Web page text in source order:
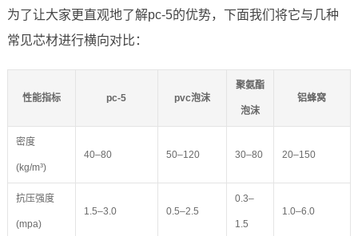
为了让大家更直观地了解pc-5的优势，下面我们将它与几种
常见芯材进行横向对比：
性能指标 pc-5 pvc泡沫
聚氨酯
泡沫
铝蜂窝
密度
(kg/m³)
40–80 50–120 30–80 20–150
抗压强度
(mpa)
1.5–3.0 0.5–2.5
0.3–
1.5
1.0–6.0